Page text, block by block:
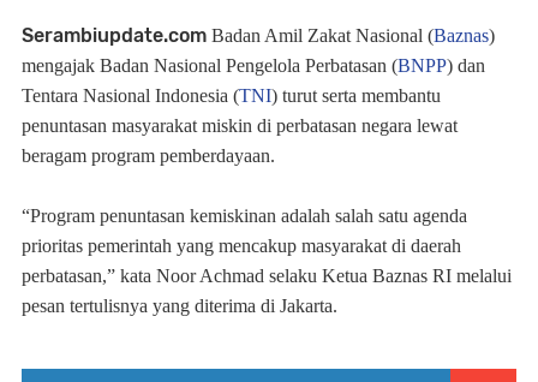
Serambiupdate.com Badan Amil Zakat Nasional (Baznas)
mengajak Badan Nasional Pengelola Perbatasan (BNPP) dan
Tentara Nasional Indonesia (TNI) turut serta membantu
penuntasan masyarakat miskin di perbatasan negara lewat
beragam program pemberdayaan.
“Program penuntasan kemiskinan adalah salah satu agenda
prioritas pemerintah yang mencakup masyarakat di daerah
perbatasan,” kata Noor Achmad selaku Ketua Baznas RI melalui
pesan tertulisnya yang diterima di Jakarta.